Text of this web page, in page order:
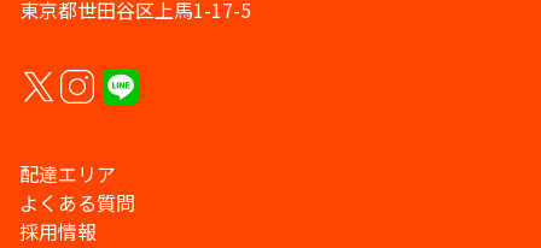
東京都世田谷区上馬1-17-5
配達エリア
よくある質問
採用情報